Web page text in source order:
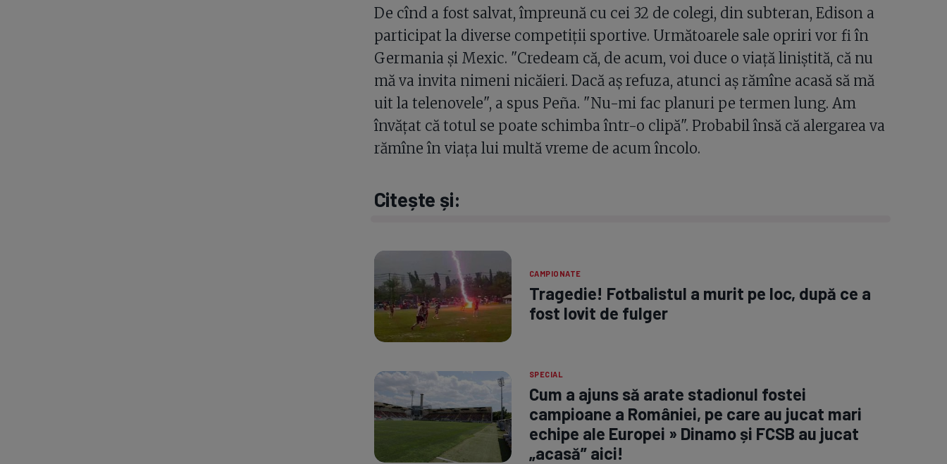
De cînd a fost salvat, împreună cu cei 32 de colegi, din subteran, Edison a
participat la diverse competiţii sportive. Următoarele sale opriri vor fi în
Germania şi Mexic. "Credeam că, de acum, voi duce o viaţă liniştită, că nu
mă va invita nimeni nicăieri. Dacă aş refuza, atunci aş rămîne acasă să mă
uit la telenovele", a spus Peña. "Nu-mi fac planuri pe termen lung. Am
învăţat că totul se poate schimba într-o clipă". Probabil însă că alergarea va
rămîne în viaţa lui multă vreme de acum încolo.
Citește și:
CAMPIONATE
Tragedie! Fotbalistul a murit pe loc, după ce a
fost lovit de fulger
SPECIAL
Cum a ajuns să arate stadionul fostei
campioane a României, pe care au jucat mari
echipe ale Europei » Dinamo și FCSB au jucat
„acasă” aici!